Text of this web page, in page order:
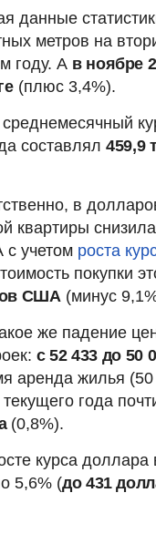
данные
метров на
году. А в ноябре
(плюс 3,4%).
составлял 459,9
в
квартиры
с учетом роста
покупки
США(минус
же падение
с 52 433 до
аренда жилья
года
(0,8%).
курса
5,6% (до 431